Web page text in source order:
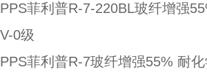
PPS菲利普R-7-220BL玻纤增强
V-0级
PPS菲利普R-7玻纤增强55% 耐